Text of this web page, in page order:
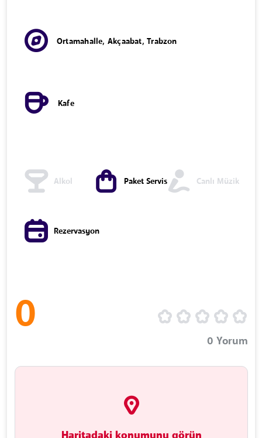
Ortamahalle, Akçaabat, Trabzon
Kafe
Alkol Paket Servis Canlı Müzik
Rezervasyon
0
0 Yorum
Haritadaki konumunu görün